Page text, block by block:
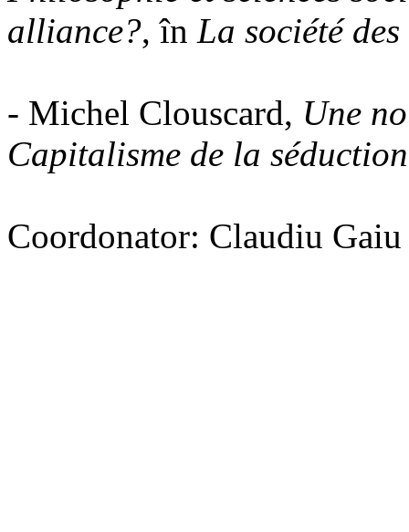
alliance?, în La société
- Michel Clouscard, Une
Capitalisme de la séduction
Coordonator: Claudiu Gaiu